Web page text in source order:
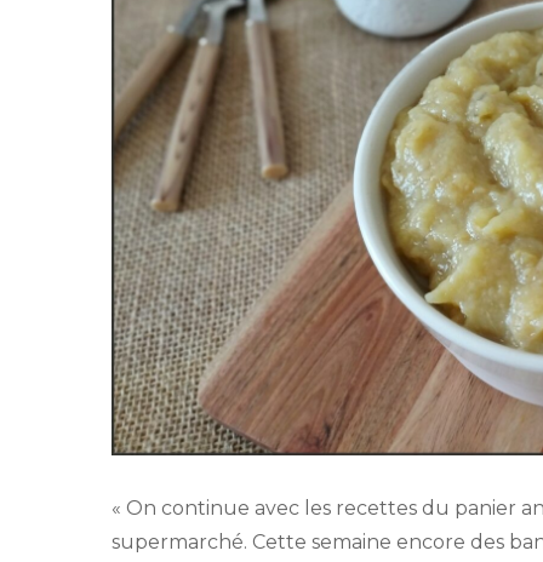
« On continue avec les recettes du panier
supermarché. Cette semaine encore des